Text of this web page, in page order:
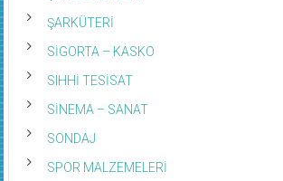
ŞARKÜTERİ
SİGORTA – KASKO
SIHHİ TESİSAT
SİNEMA – SANAT
SONDAJ
SPOR MALZEMELERİ